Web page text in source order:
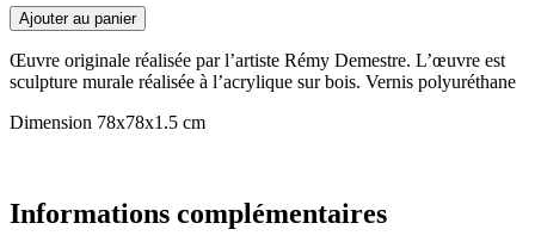
Ajouter au panier
Œuvre originale réalisée par l’artiste Rémy Demestre. L’œuvre est
sculpture murale réalisée à l’acrylique sur bois. Vernis polyuréthane
Dimension 78x78x1.5 cm
Informations complémentaires